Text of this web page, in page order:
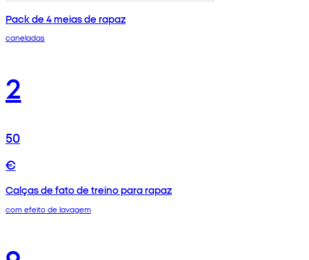
Pack de 4 meias de rapaz
caneladas
2
50
€
Calças de fato de treino para rapaz
com efeito de lavagem